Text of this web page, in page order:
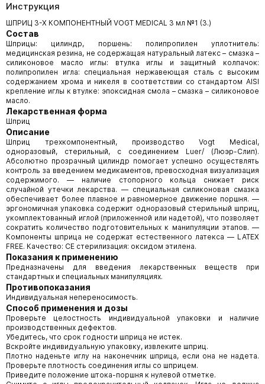
Инструкция
ШПРИЦ 3-Х КОМПОНЕНТНЫЙ VOGT MEDICAL 3 мл №1 (З.)
Состав
Шприцы: цилиндр, поршень: полипропилен уплотнитель:
медицинская резина, не содержащая натуральный латекс – cмазка –
силиконовое масло иглы: втулка иглы и защитный колпачок:
полипропилен игла: специальная нержавеющая сталь с высоким
содержанием хрома и никеля в соответствии со стандартом AISI
крепление иглы к втулке: эпоксидная смола – cмазка – силиконовое
масло.
Лекарственная форма
Шприц
Описание
Шприц трехкомпонентный, производство Vogt Medical,
одноразовый, стерильный, с соединением Luer/ (Люэр-Слип).
Абсолютно прозрачный цилиндр помогает успешно осуществлять
контроль за введением медикаментов, превосходная визуализация
содержимого. — наличие стопорного кольца снижает риск
случайной утечки лекарства. — специальная силиконовая смазка
обеспечивает более плавное и равномерное движение поршня. —
эргономичная упаковка содержит одноразовый стерильный шприц,
укомплектованный иглой (приложенной или надетой), что позволяет
сократить количество подготовительных к манипуляции этапов. —
Компоненты шприца не содержат естественного латекса — LATEX
FREE. Качество: CE стерилизация: оксидом этилена.
Показания к применению
Предназначены для введения лекарственных веществ при
стандартных и специальных манипуляциях.
Противопоказания
Индивидуальная непереносимость.
Способ применения и дозы
Проверьте целостность индивидуальной упаковки и наличие
производственных дефектов.
Убедитесь, что срок годности шприца не истек.
Вскройте индивидуальную упаковку, извлеките шприц.
Плотно наденьте иглу на наконечник шприца, если она не надета.
Проверьте плотность соединения иглы со шприцем.
Приведите положение штока-поршня к нулевой отметке.